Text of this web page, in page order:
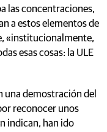
las concentraciones,
a estos elementos de
«institucionalmente,
esas cosas: la ULE
una demostración del
reconocer unos
indican, han ido